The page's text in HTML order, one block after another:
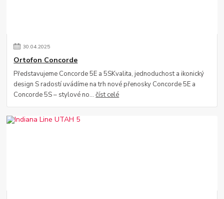
30.04.2025
Ortofon Concorde
Představujeme Concorde 5E a 5SKvalita, jednoduchost a ikonický
design S radostí uvádíme na trh nové přenosky Concorde 5E a
Concorde 5S – stylové no...číst celé